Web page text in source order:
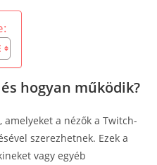
hogyan működik?
amelyeket a nézők a Twitch-
szerezhetnek. Ezek a
vagy egyéb